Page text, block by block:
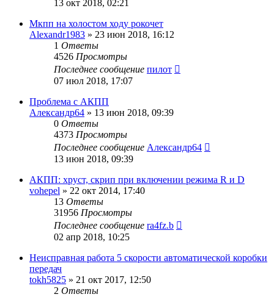
13 окт 2018, 02:21
Мкпп на холостом ходу рокочет
Alexandr1983 » 23 июн 2018, 16:12
1 Ответы
4526 Просмотры
Последнее сообщение пилот
07 июл 2018, 17:07
Проблема с АКПП
Александр64 » 13 июн 2018, 09:39
0 Ответы
4373 Просмотры
Последнее сообщение Александр64
13 июн 2018, 09:39
АКПП: хруст, скрип при включении режима R и D
vohepel » 22 окт 2014, 17:40
13 Ответы
31956 Просмотры
Последнее сообщение ra4fz.b
02 апр 2018, 10:25
Неисправная работа 5 скорости автоматической коробки
передач
tokh5825 » 21 окт 2017, 12:50
2 Ответы